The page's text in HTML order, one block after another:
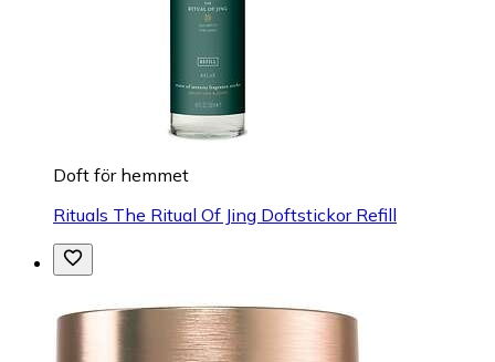
Doft för hemmet
Rituals The Ritual Of Jing Doftstickor Refill